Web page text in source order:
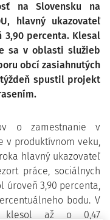
na Slovensku na
hlavný ukazovateľ
3,90 percenta. Klesal
sa v oblasti služieb
obcí zasiahnutých
spustil projekt
o zamestnanie v
v produktívnom veku,
hlavný ukazovateľ
práce, sociálnych
úroveň 3,90 percenta,
bodu. V
klesol až o 0,47